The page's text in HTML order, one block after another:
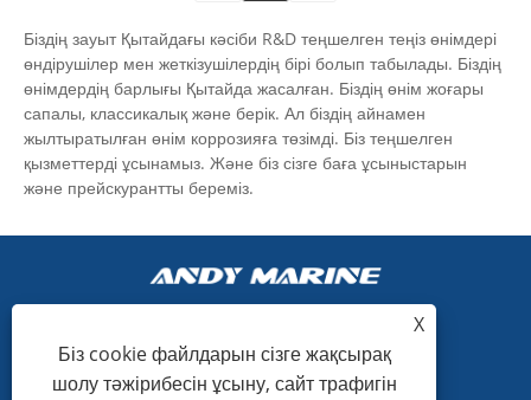
Біздің зауыт Қытайдағы кәсіби R&D теңшелген теңіз өнімдері
өндірушілер мен жеткізушілердің бірі болып табылады. Біздің
өнімдердің барлығы Қытайда жасалған. Біздің өнім жоғары
сапалы, классикалық және берік. Ал біздің айнамен
жылтыратылған өнім коррозияға төзімді. Біз теңшелген
қызметтерді ұсынамыз. Және біз сізге баға ұсыныстарын
және прейскурантты береміз.
+86-15865772126
X
Біз cookie файлдарын сізге жақсырақ
шолу тәжірибесін ұсыну, сайт трафигін